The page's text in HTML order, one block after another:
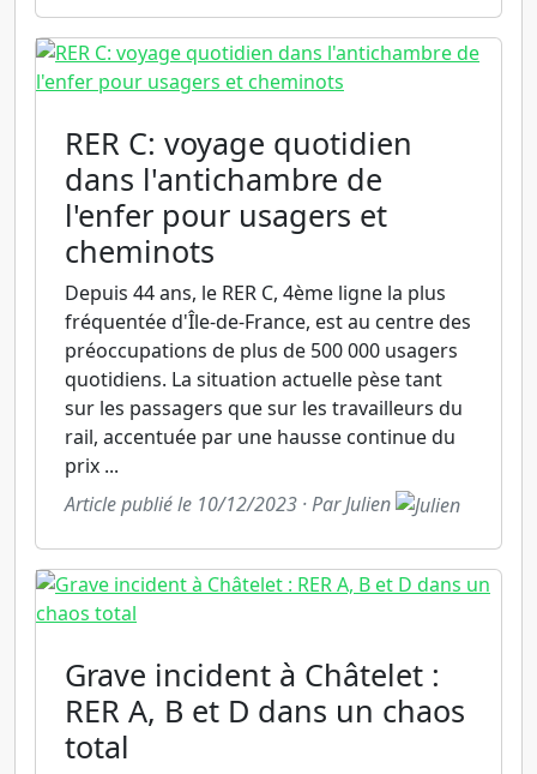
RER C: voyage quotidien
dans l'antichambre de
l'enfer pour usagers et
cheminots
Depuis 44 ans, le RER C, 4ème ligne la plus
fréquentée d'Île-de-France, est au centre des
préoccupations de plus de 500 000 usagers
quotidiens. La situation actuelle pèse tant
sur les passagers que sur les travailleurs du
rail, accentuée par une hausse continue du
prix ...
Article publié le 10/12/2023 · Par Julien
Grave incident à Châtelet :
RER A, B et D dans un chaos
total